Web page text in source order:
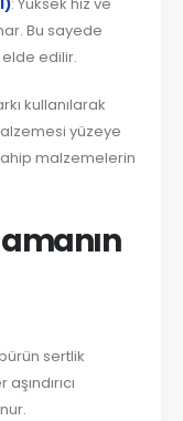
: Yüksek hız ve
Bu sayede
edilir.
kullanılarak
yüzeye
malzemelerin
sertlik